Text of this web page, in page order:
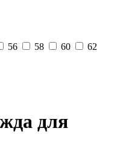
56 58 60
62
для